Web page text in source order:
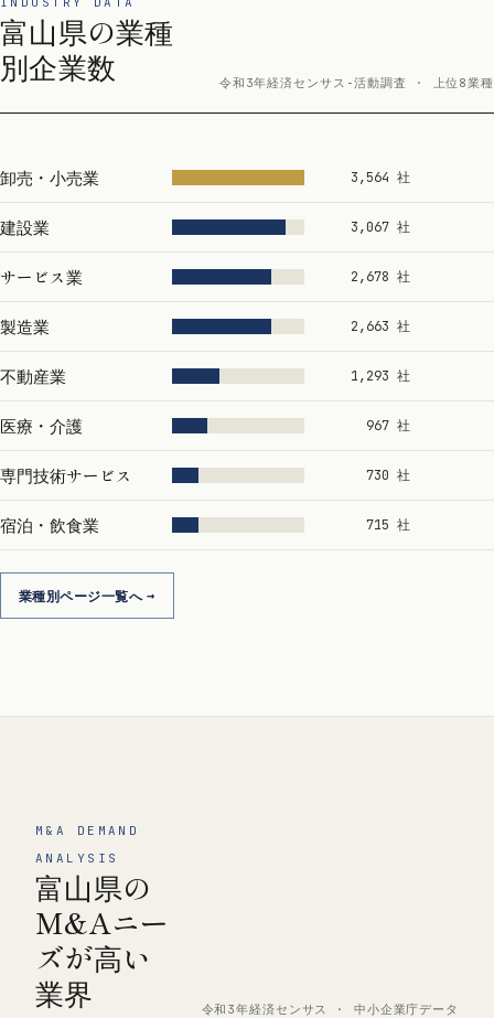
富山県の業種
別企業数
令和3年経済センサス‐活動調査 · 上位8業種
卸売・小売業 3,564 社
建設業 3,067 社
サービス業 2,678 社
製造業 2,663 社
不動産業 1,293 社
医療・介護 967 社
専門技術サービス 730 社
宿泊・飲食業 715 社
業種別ページ一覧へ
M&A DEMAND
ANALYSIS
富山県の
M&Aニー
ズが高い
業界
令和3年経済センサス · 中小企業庁データ